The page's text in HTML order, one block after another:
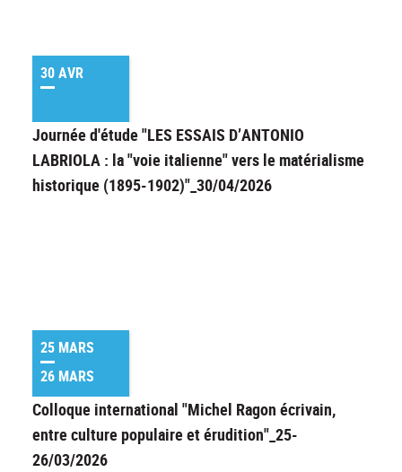
30 AVR
Journée d'étude "LES ESSAIS D’ANTONIO
LABRIOLA : la "voie italienne" vers le matérialisme
historique (1895-1902)"_30/04/2026
25 MARS
26 MARS
Colloque international "Michel Ragon écrivain,
entre culture populaire et érudition"_25-
26/03/2026